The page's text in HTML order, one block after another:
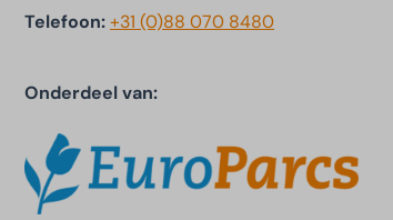
Telefoon:+31 (0)88 070 8480
Onderdeel van: